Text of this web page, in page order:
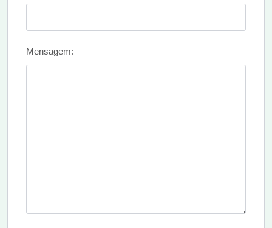
Mensagem: